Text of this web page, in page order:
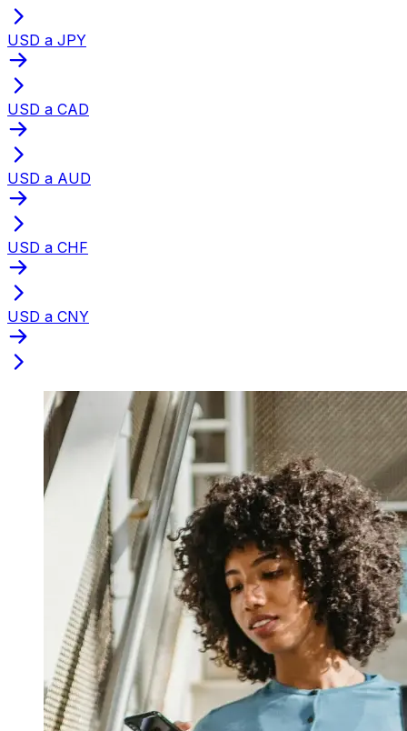
USD a JPY
USD a CAD
USD a AUD
USD a CHF
USD a CNY